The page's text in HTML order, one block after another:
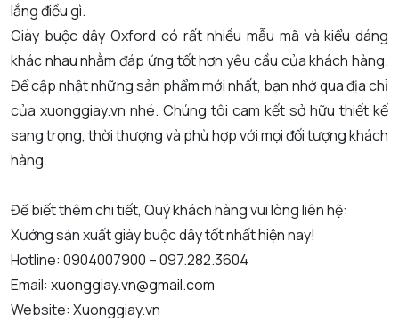
lắng điều gì.
Giày buộc dây Oxford có rất nhiều mẫu mã và kiểu dáng
khác nhau nhằm đáp ứng tốt hơn yêu cầu của khách hàng.
Để cập nhật những sản phẩm mới nhất, bạn nhớ qua địa chỉ
của xuonggiay.vn nhé. Chúng tôi cam kết sở hữu thiết kế
sang trọng, thời thượng và phù hợp với mọi đối tượng khách
hàng.
Để biết thêm chi tiết, Quý khách hàng vui lòng liên hệ:
Xưởng sản xuất giày buộc dây tốt nhất hiện nay!
Hotline: 0904007900 – 097.282.3604
Email: xuonggiay.vn@gmail.com
Website: Xuonggiay.vn